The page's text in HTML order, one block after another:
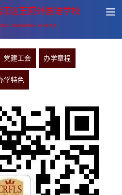
区王府外国语学校
LANGUAGE SCHOOL
党建工会 办学章程
学特色